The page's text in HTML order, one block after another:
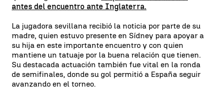
antes del encuentro ante Inglaterra.
La jugadora sevillana recibió la noticia por parte de su
madre, quien estuvo presente en Sídney para apoyar a
su hija en este importante encuentro y con quien
mantiene un tatuaje por la buena relación que tienen.
Su destacada actuación también fue vital en la ronda
de semifinales, donde su gol permitió a España seguir
avanzando en el torneo.